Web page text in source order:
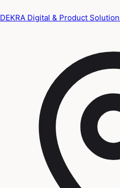
DEKRA Digital & Product